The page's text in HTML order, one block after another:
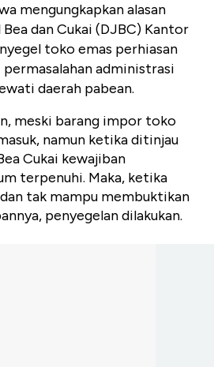
mengungkapkan alasan
dan Cukai (DJBC) Kantor
toko emas perhiasan
administrasi
daerah pabean.
meski barang impor toko
namun ketika ditinjau
Cukai kewajiban
terpenuhi. Maka, ketika
tak mampu membuktikan
penyegelan dilakukan.